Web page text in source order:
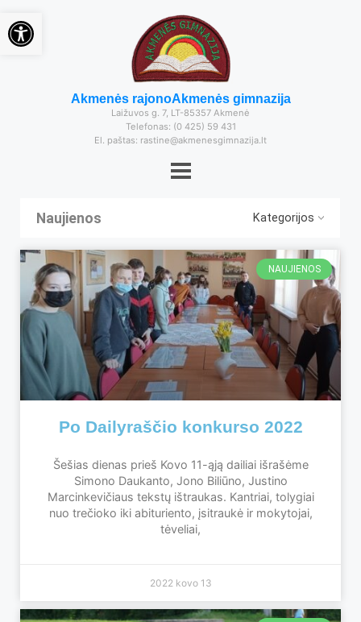
Akmenės rajonoAkmenės gimnazija
Laižuvos g. 7, LT-85357 Akmenė
Telefonas: (0 425) 59 431
El. paštas: rastine@akmenesgimnazija.lt
Naujienos Kategorijos
NAUJIENOS
Po Dailyraščio konkurso 2022
Šešias dienas prieš Kovo 11-ąją dailiai išrašėme
Simono Daukanto, Jono Biliūno, Justino
Marcinkevičiaus tekstų ištraukas. Kantriai, tolygiai
nuo trečioko iki abituriento, įsitraukė ir mokytojai,
tėveliai,
2022 kovo 13
Open toolbar